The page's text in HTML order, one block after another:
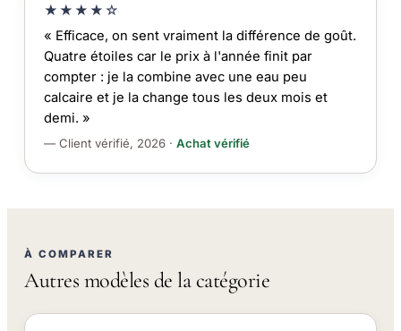
★★★★☆
« Efficace, on sent vraiment la différence de goût.
Quatre étoiles car le prix à l'année finit par
compter : je la combine avec une eau peu
calcaire et je la change tous les deux mois et
demi. »
— Client vérifié, 2026 · Achat vérifié
À COMPARER
Autres modèles de la catégorie